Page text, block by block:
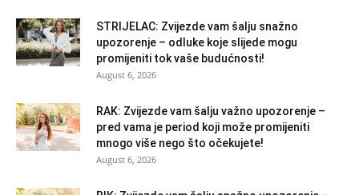
STRIJELAC: Zvijezde vam šalju snažno
upozorenje – odluke koje slijede mogu
promijeniti tok vaše budućnosti!
August 6, 2026
RAK: Zvijezde vam šalju važno upozorenje –
pred vama je period koji može promijeniti
mnogo više nego što očekujete!
August 6, 2026